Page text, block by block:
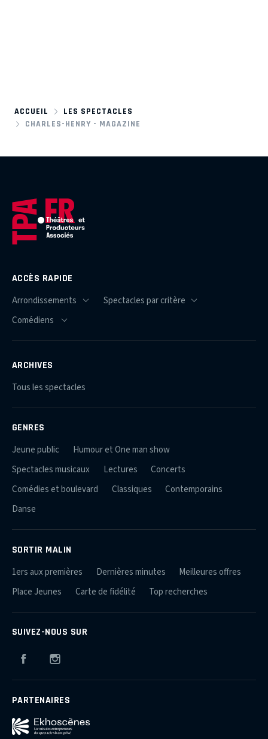
ACCUEIL
LES SPECTACLES
CHARLES-HENRY - MAGAZINE
ACCÈS RAPIDE
ARCHIVES
Tous les spectacles
GENRES
Jeune public
Humour et One man show
Spectacles musicaux
Lectures
Concerts
Comédies et boulevard
Classiques
Contemporains
Danse
SORTIR MALIN
1ers aux premières Dernières minutes
Meilleures offres
Place Jeunes
Carte de fidélité Top recherches
SUIVEZ-NOUS SUR
Facebook
PARTENAIRES